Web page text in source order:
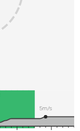
5m/s